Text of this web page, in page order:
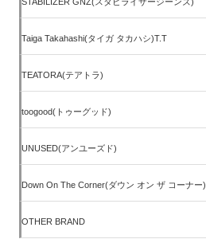
Taiga Takahashi(タイガ タカハシ)T.T
TEATORA(テアトラ)
toogood(トゥーグッド)
UNUSED(アンユーズド)
Down On The Corner(ダウン オン ザ コーナー)
OTHER BRAND